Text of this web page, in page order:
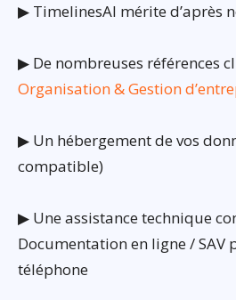
▶ TimelinesAI mérite d’après
▶ De nombreuses références
Organisation & Gestion
▶ Un hébergement de vos
compatible)
▶ Une assistance technique
Documentation en ligne / SAV
téléphone